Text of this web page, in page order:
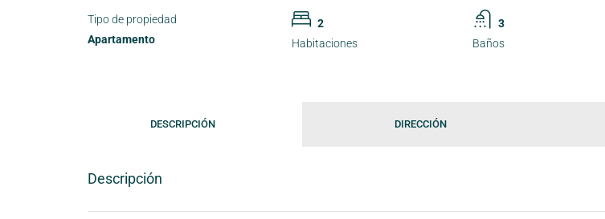
Tipo de propiedad
Apartamento
2
Habitaciones
3
Baños
DESCRIPCIÓN DIRECCIÓN
Descripción